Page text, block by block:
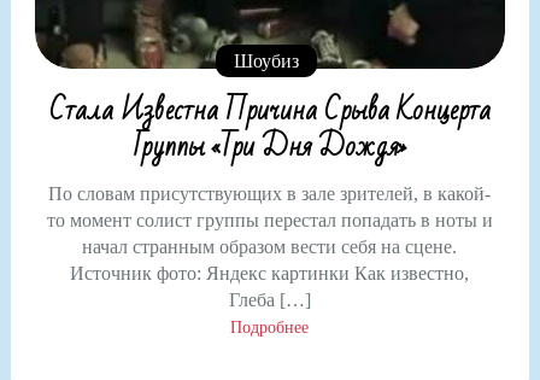
Шоубиз
Стала Известна Причина Срыва Концерта
Группы «Три Дня Дождя»
По словам присутствующих в зале зрителей, в какой-
то момент солист группы перестал попадать в ноты и
начал странным образом вести себя на сцене.
Источник фото: Яндекс картинки Как известно,
Глеба […]
Подробнее